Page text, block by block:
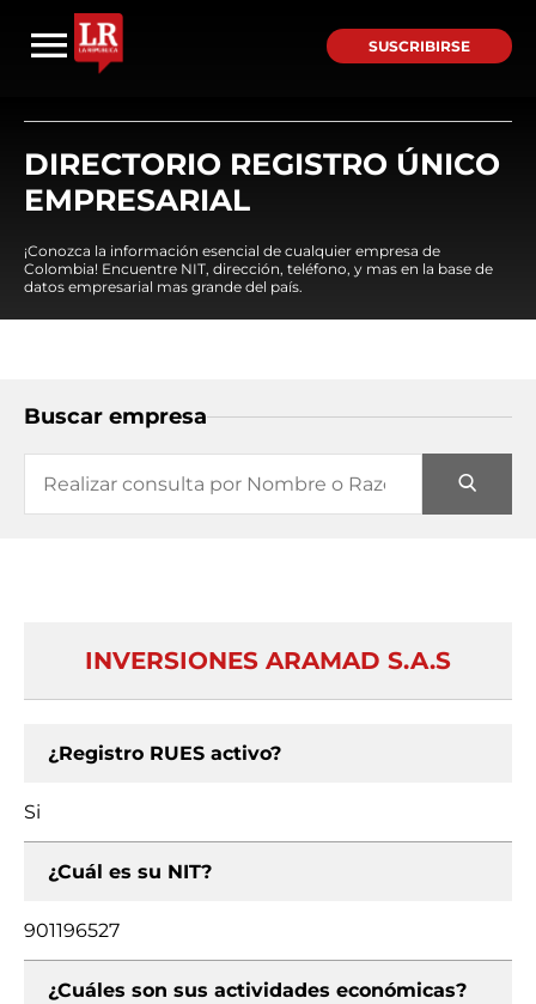
SUSCRIBIRSE
DIRECTORIO REGISTRO ÚNICO
EMPRESARIAL
¡Conozca la información esencial de cualquier empresa de
Colombia! Encuentre NIT, dirección, teléfono, y mas en la base de
datos empresarial mas grande del país.
Buscar empresa
INVERSIONES ARAMAD S.A.S
¿Registro RUES activo?
Si
¿Cuál es su NIT?
901196527
¿Cuáles son sus actividades económicas?